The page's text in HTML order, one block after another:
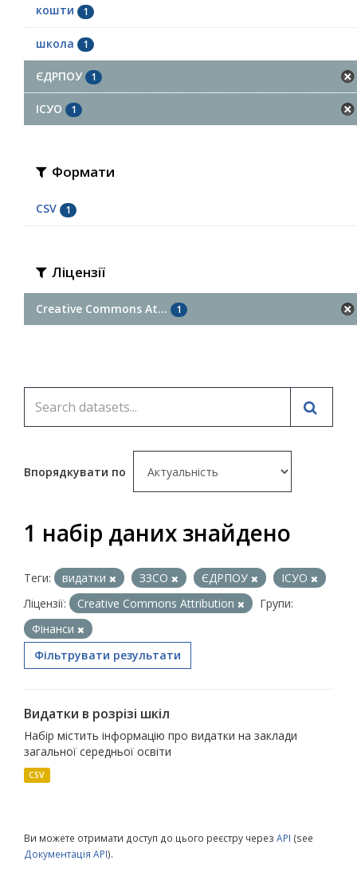
кошти 1
школа 1
ЄДРПОУ 1
ІСУО 1
Формати
CSV 1
Ліцензії
Creative Commons At... 1
Впорядкувати по
1 набір даних знайдено
Теги: видатки ЗЗСО ЄДРПОУ
ІСУО
Ліцензії:
Creative Commons Attribution
Групи:
Фінанси
Фільтрувати результати
Видатки в розрізі шкіл
Набір містить інформацію про видатки на заклади
загальної середньої освіти
CSV
Ви можете отримати доступ до цього реєстру через API (see
Документація API).